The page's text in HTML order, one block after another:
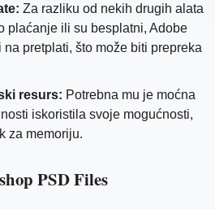
Za razliku od nekih drugih alata
plaćanje ili su besplatni, Adobe
pretplati, što može biti prepreka
resurs: Potrebna mu je moćna
iskoristila svoje mogućnosti,
za memoriju.
PSD Files